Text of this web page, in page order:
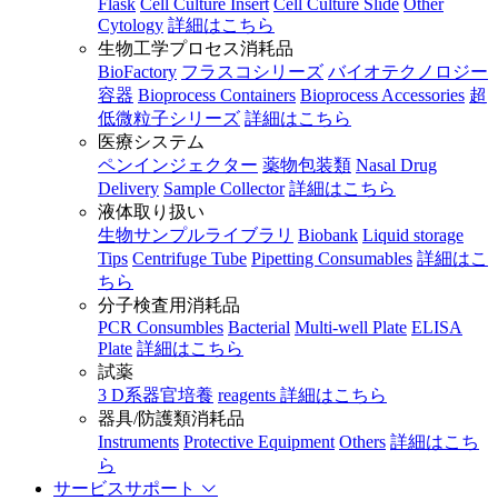
Flask Cell Culture Insert Cell Culture Slide Other
Cytology 詳細はこちら
生物工学プロセス消耗品
BioFactory フラスコシリーズ バイオテクノロジー
容器 Bioprocess Containers Bioprocess Accessories 超
低微粒子シリーズ 詳細はこちら
医療システム
ペンインジェクター 薬物包装類 Nasal Drug
Delivery Sample Collector 詳細はこちら
液体取り扱い
生物サンプルライブラリ Biobank Liquid storage
Tips Centrifuge Tube Pipetting Consumables 詳細はこ
ちら
分子検査用消耗品
PCR Consumbles Bacterial Multi-well Plate ELISA
Plate 詳細はこちら
試薬
3 D系器官培養 reagents 詳細はこちら
器具/防護類消耗品
Instruments Protective Equipment Others 詳細はこち
ら
サービスサポート